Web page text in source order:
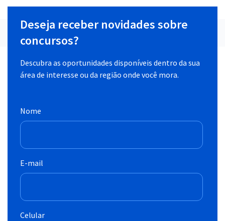
Deseja receber novidades sobre
concursos?
Descubra as oportunidades disponíveis dentro da sua
área de interesse ou da região onde você mora.
Nome
E-mail
Celular